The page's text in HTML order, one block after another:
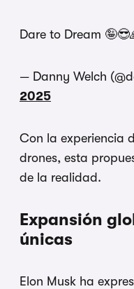
Dare to Dream
— Danny Welch
2025
Con la experiencia
drones, esta
de la realidad.
Expansión
únicas
Elon Musk ha